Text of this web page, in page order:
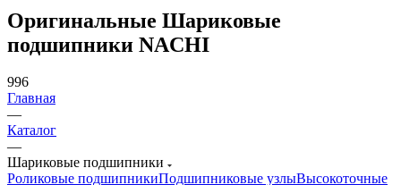
Оригинальные Шариковые
подшипники NACHI
996
Главная
—
Каталог
—
Шариковые подшипники
Роликовые подшипникиПодшипниковые узлыВысокоточные